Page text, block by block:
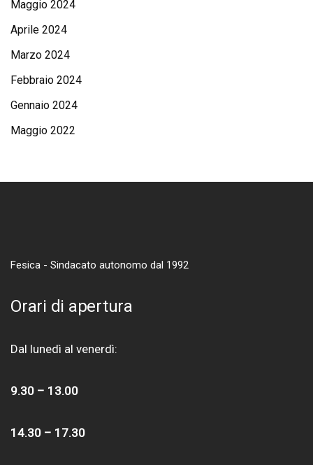
Maggio 2024
Aprile 2024
Marzo 2024
Febbraio 2024
Gennaio 2024
Maggio 2022
Fesica - Sindacato autonomo dal 1992
Orari di apertura
Dal lunedì al venerdì:
9.30 – 13.00
14.30 – 17.30